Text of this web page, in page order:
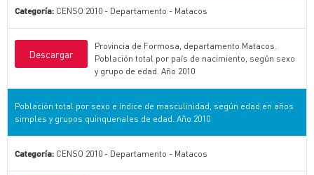
Categoría: CENSO 2010 - Departamento - Matacos
Descargar
Provincia de Formosa, departamento Matacos.
Población total por país de nacimiento, según sexo
y grupo de edad. Año 2010
Población total por sexo e índice de masculinidad, según edad en años
simples y grupos quinquenales de edad. Año 2010
Categoría: CENSO 2010 - Departamento - Matacos